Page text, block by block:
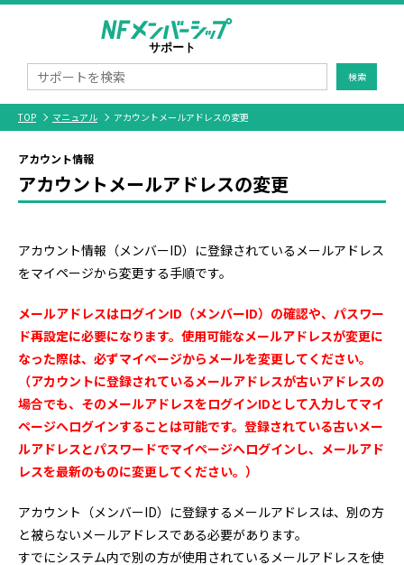
検索
TOP マニュアル アカウントメールアドレスの変更
アカウント情報
アカウントメールアドレスの変更
アカウント情報（メンバーID）に登録されているメールアドレス
をマイページから変更する手順です。
メールアドレスはログインID（メンバーID）の確認や、パスワー
ド再設定に必要になります。使用可能なメールアドレスが変更に
なった際は、必ずマイページからメールを変更してください。
（アカウントに登録されているメールアドレスが古いアドレスの
場合でも、そのメールアドレスをログインIDとして入力してマイ
ページへログインすることは可能です。登録されている古いメー
ルアドレスとパスワードでマイページへログインし、メールアド
レスを最新のものに変更してください。）
アカウント（メンバーID）に登録するメールアドレスは、別の方
と被らないメールアドレスである必要があります。
すでにシステム内で別の方が使用されているメールアドレスを使